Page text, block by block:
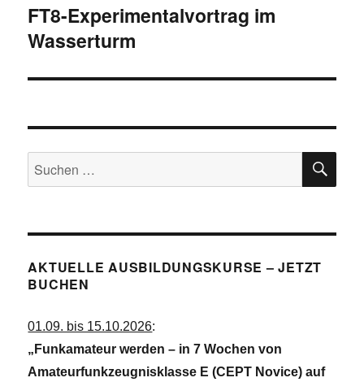
Nächster
Beitrag:
FT8-Experimentalvortrag im
Wasserturm
Suchen
nach:
AKTUELLE AUSBILDUNGSKURSE – JETZT
BUCHEN
01.09. bis 15.10.2026:
„Funkamateur werden – in 7 Wochen von
Amateurfunkzeugnisklasse E (CEPT Novice) auf